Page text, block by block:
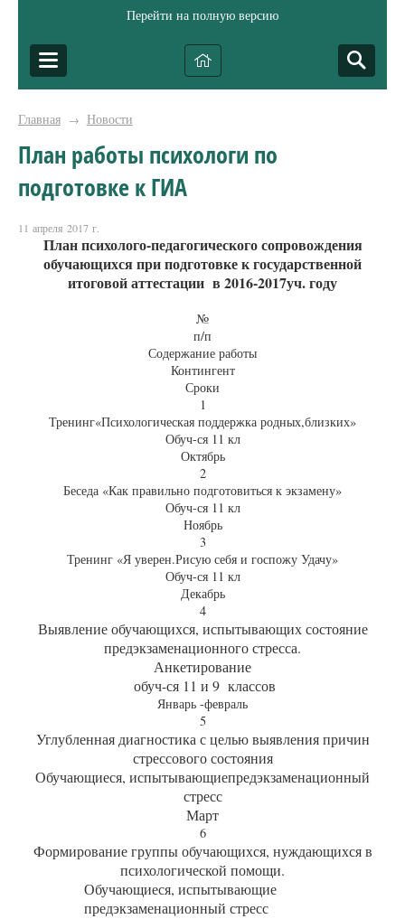
Перейти на полную версию
Главная → Новости
План работы психологи по
подготовке к ГИА
11 апреля 2017 г.
План психолого-педагогического сопровождения
обучающихся при подготовке к государственной
итоговой аттестации в 2016-2017уч. году
№
п/п
Содержание работы
Контингент
Сроки
1
Тренинг«Психологическая поддержка родных,близких»
Обуч-ся 11 кл
Октябрь
2
Беседа «Как правильно подготовиться к экзамену»
Обуч-ся 11 кл
Ноябрь
3
Тренинг «Я уверен.Рисую себя и госпожу Удачу»
Обуч-ся 11 кл
Декабрь
4
Выявление обучающихся, испытывающих состояние
предэкзаменационного стресса.
Анкетирование
обуч-ся 11 и 9 классов
Январь -февраль
5
Углубленная диагностика с целью выявления причин
стрессового состояния
Обучающиеся, испытывающиепредэкзаменационный
стресс
Март
6
Формирование группы обучающихся, нуждающихся в
психологической помощи.
Обучающиеся, испытывающие
предэкзаменационный стресс